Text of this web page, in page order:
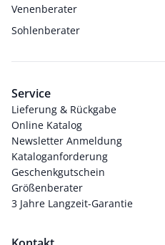
Venenberater
Sohlenberater
Service
Lieferung & Rückgabe
Online Katalog
Newsletter Anmeldung
Kataloganforderung
Geschenkgutschein
Größenberater
3 Jahre Langzeit-Garantie